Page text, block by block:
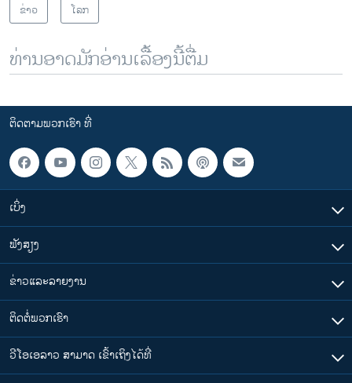
ຂ່າວ
ໂລກ
ທ່ານອາດມັກອ່ານເລື້ອງນີ້ຕື່ມ
ຕິດຕາມພວກເຮົາ ທີ່
ເບິ່ງ
ຟັງສຽງ
ຂ່າວແລະລາຍງານ
ຕິດຕໍ່ພວກເຮົາ
ວີໂອເອລາວ ສາມາດ ເຂົ້າເຖິງໄດ້ທີ່